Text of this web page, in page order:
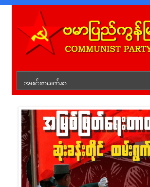
Skip to content